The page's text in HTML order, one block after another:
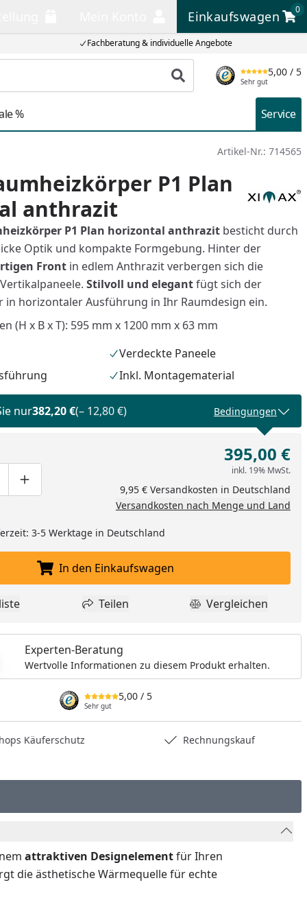
Fachberatung & individuelle Angebote
Einkaufswagen
0
Einkaufswagen
Produkt suchen
5,00 / 5
Sehr gut
% Service
Artikel-Nr.: 714565
P1 Plan
anthrazit
P1 Plan horizontal anthrazitbesticht durch
Optik und kompakte Formgebung. Hinter der
Frontin edlem Anthrazit verbergen sich die
Stilvoll und elegantfügt sich der
in horizontaler Ausführung in Ihr Raumdesign ein.
(H x B x T): 595 mm x 1200 mm x 63 mm
Verdeckte Paneele
Inkl. Montagematerial
nur382,20 €(– 12,80 €) Bedingungen
um eins verringern
manuell eingeben
Produktmenge um eins erhöhen
395,00 €
inkl. 19% MwSt.
9,95 € Versandkosten in Deutschland
Versandkosten nach Menge und Land
3-5 Werktage in Deutschland
In den Einkaufswagen legen
In den Einkaufswagen
zur Wunschliste hinzufügen
Teilen
Teilen Produkt
Vergleichen
Experten-Beratung
Wertvolle Informationen zu diesem Produkt erhalten.
5,00 / 5
Sehr gut
Käuferschutz Rechnungskauf
attraktiven Designelementfür Ihren
die ästhetische Wärmequelle für echte